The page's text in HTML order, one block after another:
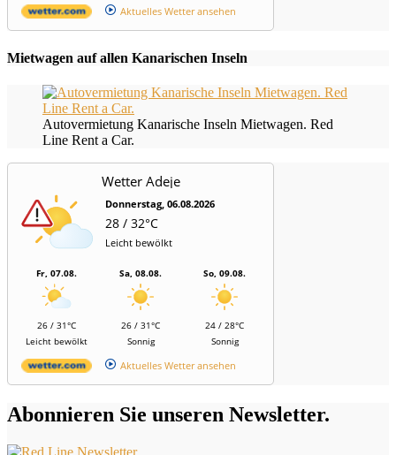
Aktuelles Wetter ansehen
Mietwagen auf allen Kanarischen Inseln
Autovermietung Kanarische Inseln Mietwagen. Red
Line Rent a Car.
Wetter Adeje
Donnerstag, 06.08.2026
28 / 32°C
Leicht bewölkt
Fr, 07.08.
26 / 31°C
Leicht bewölkt
Sa, 08.08.
26 / 31°C
Sonnig
So, 09.08.
24 / 28°C
Sonnig
Aktuelles Wetter ansehen
Abonnieren Sie unseren Newsletter.